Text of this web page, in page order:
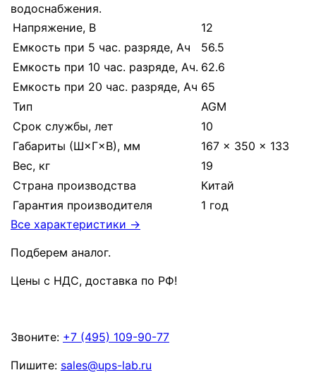
водоснабжения.
Напряжение, В
12
Емкость при 5 час. разряде, Ач
56.5
Емкость при 10 час. разряде, Ач. 62.6
Емкость при 20 час. разряде, Ач 65
Тип
AGM
Срок службы, лет
10
Габариты (Ш×Г×В), мм
167 × 350 × 133
Вес, кг
19
Страна производства
Китай
Гарантия производителя
1 год
Все характеристики →
Подберем аналог.
Цены с НДС, доставка по РФ!
Звоните: +7 (495) 109-90-77
Пишите: sales@ups-lab.ru